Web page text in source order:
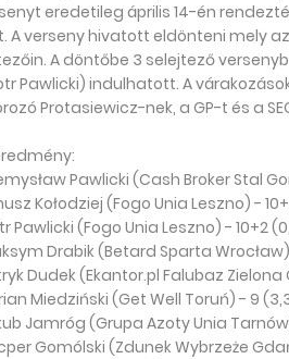
eredetileg április 14-én
A verseny hivatott eldönteni mely
A döntőbe 3 selejtező
Pawlicki) indulhatott. A
Protasiewicz-nek, a GP-t és a
Pawlicki (Cash Broker Stal
Kołodziej (Fogo Unia Leszno) -
Pawlicki (Fogo Unia Leszno) - 10+2
Drabik (Betard Sparta Wrocław) -
Dudek (Ekantor.pl Falubaz Zielona
Miedziński (Get Well Toruń) - 9
Jamróg (Grupa Azoty Unia
Gomólski (Zdunek Wybrzeże